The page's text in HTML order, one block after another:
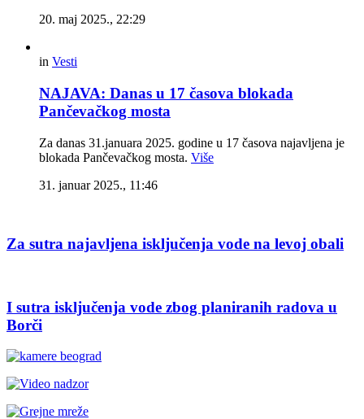
20. maj 2025., 22:29
in Vesti
NAJAVA: Danas u 17 časova blokada
Pančevačkog mosta
Za danas 31.januara 2025. godine u 17 časova najavljena je
blokada Pančevačkog mosta. Više
31. januar 2025., 11:46
Za sutra najavljena isključenja vode na levoj obali
I sutra isključenja vode zbog planiranih radova u
Borči